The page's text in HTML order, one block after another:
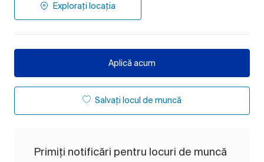
Explorați locația
Aplică acum
Salvați locul de muncă
Primiți notificări pentru locuri de muncă